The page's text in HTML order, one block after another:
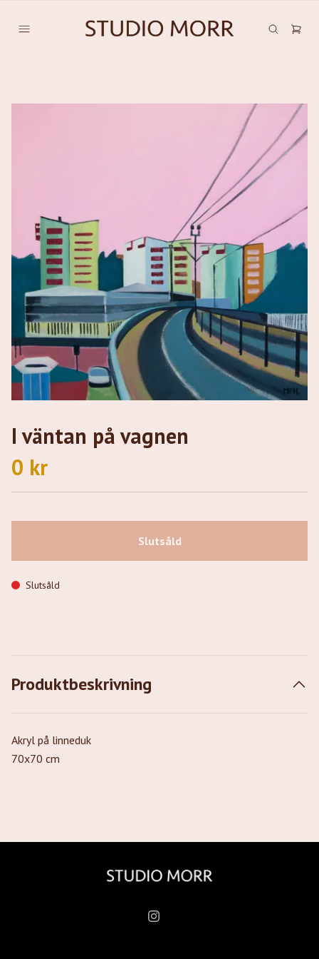
I väntan på vagnen
0 kr
Slutsåld
Slutsåld
Produktbeskrivning
Akryl på linneduk
70x70 cm